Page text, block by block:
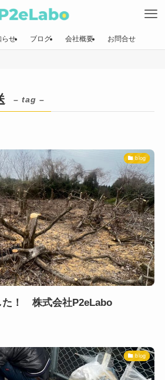
らせ ブログ 会社概要 お問合せ
– tag –
blog
た！ 株式会社P2eLabo
blog